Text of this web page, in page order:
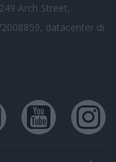
Arch Street,
datacenter di